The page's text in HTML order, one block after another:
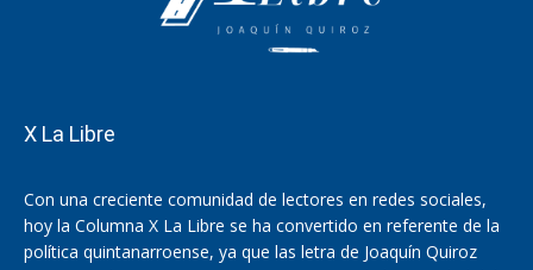
X La Libre
Con una creciente comunidad de lectores en redes sociales,
hoy la Columna X La Libre se ha convertido en referente de la
política quintanarroense, ya que las letra de Joaquín Quiroz